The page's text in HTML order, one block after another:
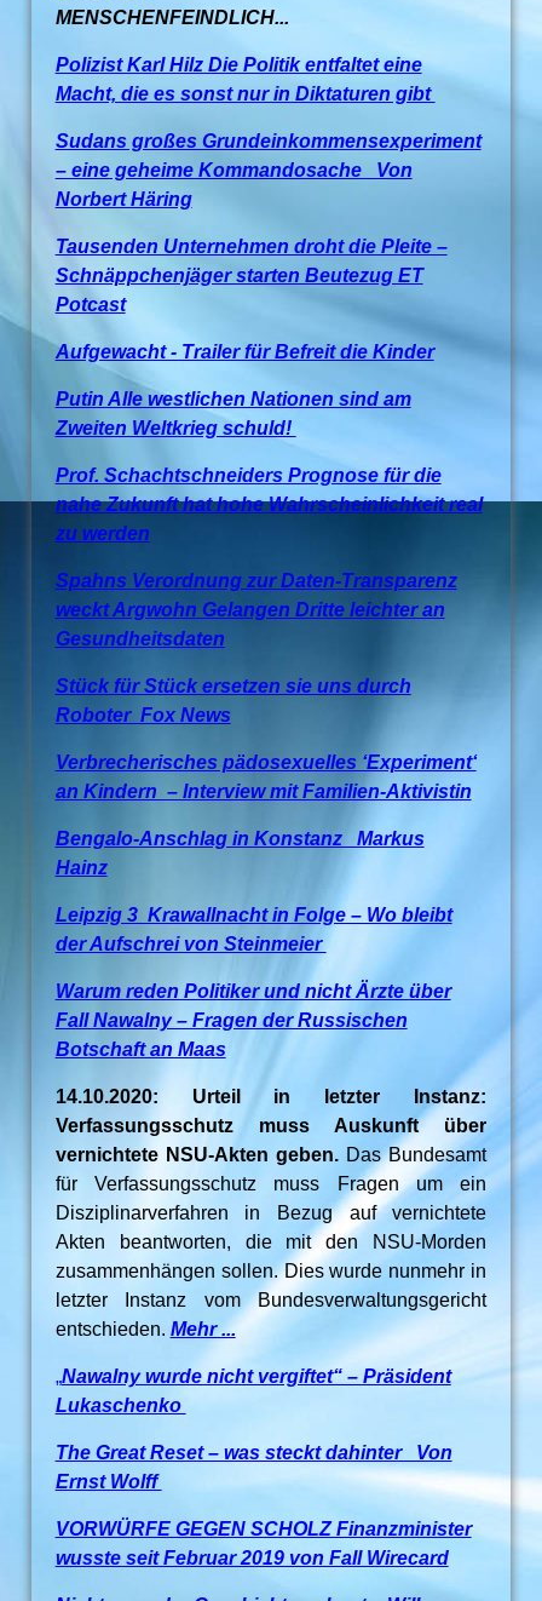
MENSCHENFEINDLICH...
Polizist Karl Hilz Die Politik entfaltet eine
Macht, die es sonst nur in Diktaturen gibt
Sudans großes Grundeinkommensexperiment
– eine geheime Kommandosache Von
Norbert Häring
Tausenden Unternehmen droht die Pleite –
Schnäppchenjäger starten Beutezug ET
Potcast
Aufgewacht - Trailer für Befreit die Kinder
Putin Alle westlichen Nationen sind am
Zweiten Weltkrieg schuld!
Prof. Schachtschneiders Prognose für die
nahe Zukunft hat hohe Wahrscheinlichkeit real
zu werden
Spahns Verordnung zur Daten-Transparenz
weckt Argwohn Gelangen Dritte leichter an
Gesundheitsdaten
Stück für Stück ersetzen sie uns durch
Roboter Fox News
Verbrecherisches pädosexuelles ‘Experiment‘
an Kindern – Interview mit Familien-Aktivistin
Bengalo-Anschlag in Konstanz Markus
Hainz
Leipzig 3 Krawallnacht in Folge – Wo bleibt
der Aufschrei von Steinmeier
Warum reden Politiker und nicht Ärzte über
Fall Nawalny – Fragen der Russischen
Botschaft an Maas
14.10.2020: Urteil in letzter Instanz:
Verfassungsschutz muss Auskunft über
vernichtete NSU-Akten geben. Das Bundesamt
für Verfassungsschutz muss Fragen um ein
Disziplinarverfahren in Bezug auf vernichtete
Akten beantworten, die mit den NSU-Morden
zusammenhängen sollen. Dies wurde nunmehr in
letzter Instanz vom Bundesverwaltungsgericht
entschieden. Mehr ...
„Nawalny wurde nicht vergiftet“ – Präsident
Lukaschenko
The Great Reset – was steckt dahinter Von
Ernst Wolff
VORWÜRFE GEGEN SCHOLZ Finanzminister
wusste seit Februar 2019 von Fall Wirecard